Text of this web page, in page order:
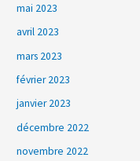
mai 2023
avril 2023
mars 2023
février 2023
janvier 2023
décembre 2022
novembre 2022